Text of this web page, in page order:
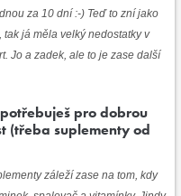
za 10 dní :-) Teď to zní jako
já měla velký nedostatky v
Jo a zadek, ale to je zase další
pro dobrou
(třeba suplementy od
záleží zase na tom, kdy